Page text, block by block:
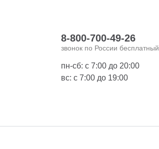
8-800-700-49-26
звонок по России бесплатный
пн-сб: с 7:00 до 20:00
вс: с 7:00 до 19:00